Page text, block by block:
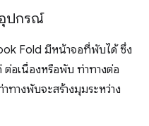
อุปกรณ์
Fold มีหน้าจอที่พับได้ ซึ่ง
อเนื่องหรือพับ ท่าทางต่อ
างพับจะสร้างมุมระหว่าง